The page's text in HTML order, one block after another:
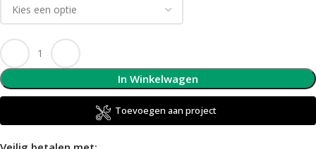
In Winkelwagen
Toevoegen aan project